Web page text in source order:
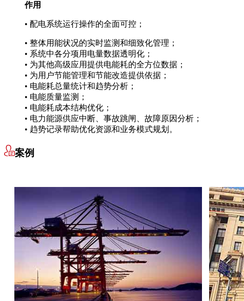
作用
• 配电系统运行操作的全面可控；
• 整体用能状况的实时监测和细致化管理；
• 系统中各分项用电量数据透明化；
• 为其他高级应用提供电能耗的全方位数据；
• 为用户节能管理和节能改造提供依据；
• 电能耗总量统计和趋势分析；
• 电能质量监测；
• 电能耗成本结构优化；
• 电力能源供应中断、事故跳闸、故障原因分析；
• 趋势记录帮助优化资源和业务模式规划。
案例